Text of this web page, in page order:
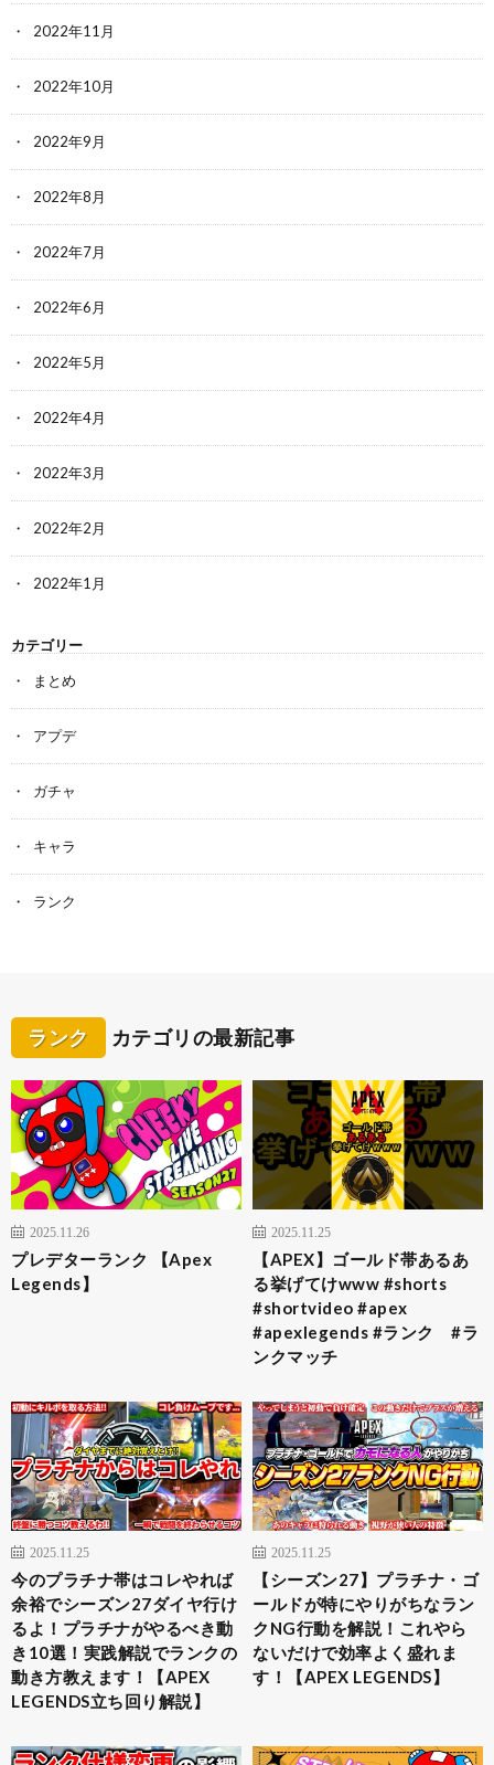
2022年11月
2022年10月
2022年9月
2022年8月
2022年7月
2022年6月
2022年5月
2022年4月
2022年3月
2022年2月
2022年1月
カテゴリー
まとめ
アプデ
ガチャ
キャラ
ランク
ランク カテゴリの最新記事
2025.11.26
プレデターランク 【Apex
Legends】
2025.11.25
【APEX】ゴールド帯あるあ
る挙げてけwww #shorts
#shortvideo #apex
#apexlegends #ランク #ラ
ンクマッチ
2025.11.25
今のプラチナ帯はコレやれば
余裕でシーズン27ダイヤ行け
るよ！プラチナがやるべき動
き10選！実践解説でランクの
動き方教えます！【APEX
LEGENDS立ち回り解説】
2025.11.25
【シーズン27】プラチナ・ゴ
ールドが特にやりがちなラン
クNG行動を解説！これやら
ないだけで効率よく盛れま
す！【APEX LEGENDS】